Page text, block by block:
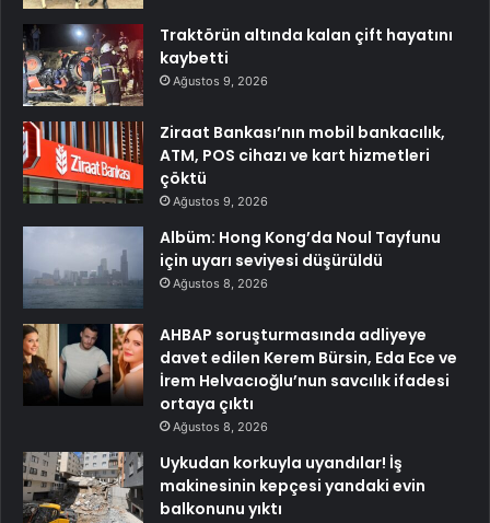
Traktörün altında kalan çift hayatını
kaybetti
Ağustos 9, 2026
Ziraat Bankası’nın mobil bankacılık,
ATM, POS cihazı ve kart hizmetleri
çöktü
Ağustos 9, 2026
Albüm: Hong Kong’da Noul Tayfunu
için uyarı seviyesi düşürüldü
Ağustos 8, 2026
AHBAP soruşturmasında adliyeye
davet edilen Kerem Bürsin, Eda Ece ve
İrem Helvacıoğlu’nun savcılık ifadesi
ortaya çıktı
Ağustos 8, 2026
Uykudan korkuyla uyandılar! İş
makinesinin kepçesi yandaki evin
balkonunu yıktı